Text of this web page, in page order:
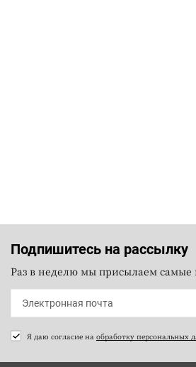
Подпишитесь на рассылку
Раз в неделю мы присылаем самые
Я даю согласие на обработку персональных